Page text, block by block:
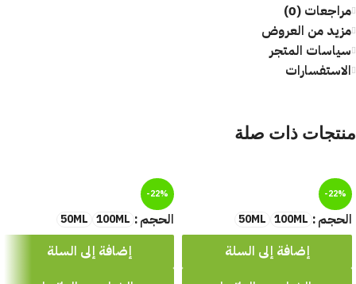
مراجعات (0)
مزيد من العروض
سياسات المتجر
الاستفسارات
منتجات ذات صلة
-22%
الحجم 100ML
50ML
إضافة إلى السلة
-22%
الحجم 100ML
50ML
إضافة إلى السلة